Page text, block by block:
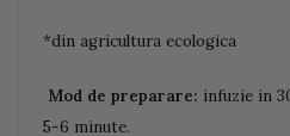
*din agricultura ecologica
Mod de preparare: infuzie in
5-6 minute.